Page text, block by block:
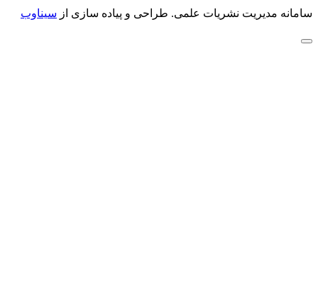
سامانه مدیریت نشریات علمی. طراحی و پیاده سازی از سیناوب